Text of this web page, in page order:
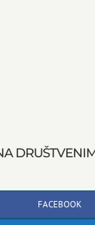
FACEBOOK